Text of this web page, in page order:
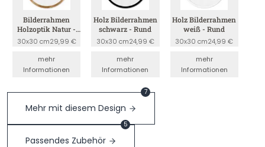
Bilderrahmen
Holzoptik Natur -
Rund
30x30 cm29,99 €
mehr
Informationen
Holz Bilderrahmen
schwarz - Rund
30x30 cm24,99 €
mehr
Informationen
Holz Bilderrahmen
weiß - Rund
30x30 cm24,99 €
mehr
Informationen
Mehr mit diesem Design
7
Passendes Zubehör
5